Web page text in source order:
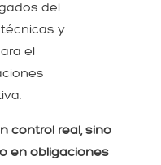
del
y
el
control real, sino
en obligaciones